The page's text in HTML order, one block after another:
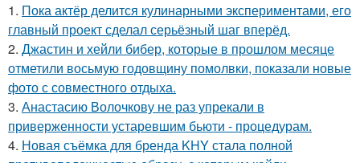
1. Пока актёр делится кулинарными экспериментами, его
главный проект сделал серьёзный шаг вперёд.
2. Джастин и хейли бибер, которые в прошлом месяце
отметили восьмую годовщину помолвки, показали новые
фото с совместного отдыха.
3. Анастасию Волочкову не раз упрекали в
приверженности устаревшим бьюти - процедурам.
4. Новая съёмка для бренда KHY стала полной